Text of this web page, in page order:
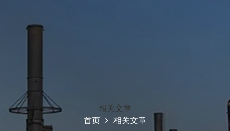
相关文章
首页
相关文章